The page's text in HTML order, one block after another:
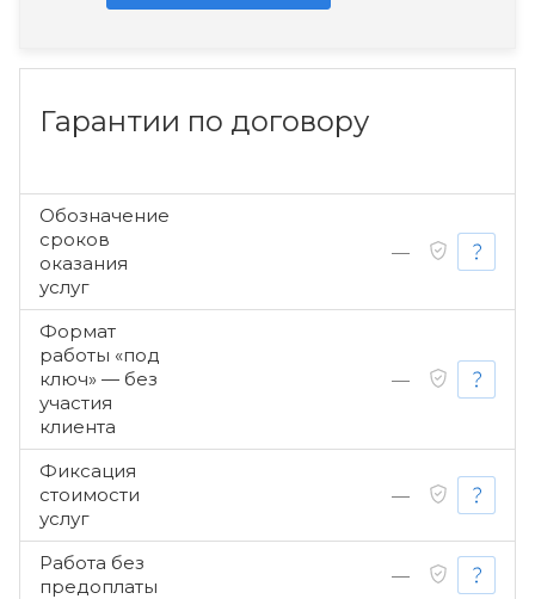
Гарантии по договору
Обозначение
сроков
оказания
услуг
—
Формат
работы «под
ключ» — без
участия
клиента
—
Фиксация
стоимости
услуг
—
Работа без
предоплаты
—